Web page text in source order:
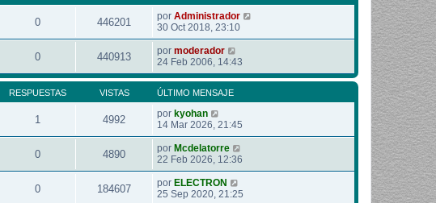
0 446201 por Administrador
30 Oct 2018, 23:10
0 440913 por moderador
24 Feb 2006, 14:43
RESPUESTAS VISTAS ÚLTIMO MENSAJE
1 4992 por kyohan
14 Mar 2026, 21:45
0 4890 por Mcdelatorre
22 Feb 2026, 12:36
0 184607 por ELECTRON
25 Sep 2020, 21:25